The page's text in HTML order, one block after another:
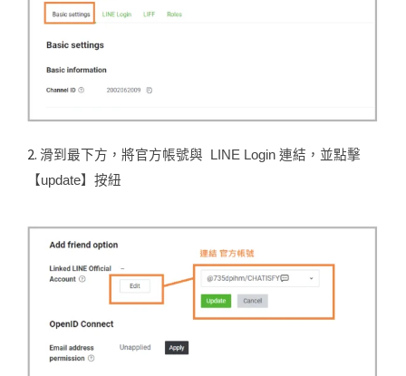
2. 滑到最下方，將官方帳號與 LINE Login 連結，並點擊
【update】按紐